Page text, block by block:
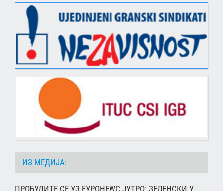
ИЗ МЕДИЈА:
ПРОБУДИТЕ СЕ УЗ ЕУРОНЕWС ЈУТРО: ЗЕЛЕНСКИ У